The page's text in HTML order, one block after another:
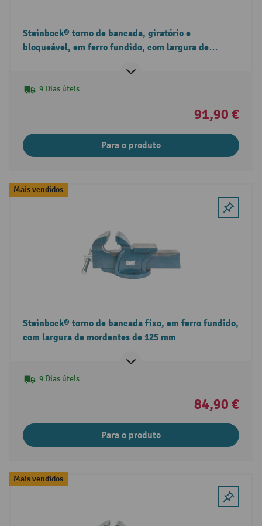
Steinbock® torno de bancada, giratório e
bloqueável, em ferro fundido, com largura de
9 Dias úteis
91,90 €
Para o produto
Mais vendidos
Steinbock® torno de bancada fixo, em ferro fundido,
com largura de mordentes de 125 mm
9 Dias úteis
84,90 €
Para o produto
Mais vendidos